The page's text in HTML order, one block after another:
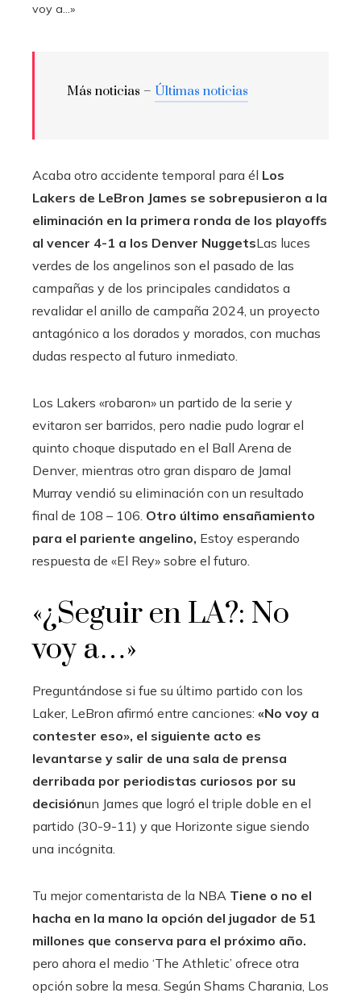
voy a…»
Más noticias – Últimas noticias
Acaba otro accidente temporal para él Los
Lakers de LeBron James se sobrepusieron a la
eliminación en la primera ronda de los playoffs
al vencer 4-1 a los Denver NuggetsLas luces
verdes de los angelinos son el pasado de las
campañas y de los principales candidatos a
revalidar el anillo de campaña 2024, un proyecto
antagónico a los dorados y morados, con muchas
dudas respecto al futuro inmediato.
Los Lakers «robaron» un partido de la serie y
evitaron ser barridos, pero nadie pudo lograr el
quinto choque disputado en el Ball Arena de
Denver, mientras otro gran disparo de Jamal
Murray vendió su eliminación con un resultado
final de 108 – 106. Otro último ensañamiento
para el pariente angelino, Estoy esperando
respuesta de «El Rey» sobre el futuro.
«¿Seguir en LA?: No
voy a…»
Preguntándose si fue su último partido con los
Laker, LeBron afirmó entre canciones: «No voy a
contester eso», el siguiente acto es
levantarse y salir de una sala de prensa
derribada por periodistas curiosos por su
decisiónun James que logró el triple doble en el
partido (30-9-11) y que Horizonte sigue siendo
una incógnita.
Tu mejor comentarista de la NBA Tiene o no el
hacha en la mano la opción del jugador de 51
millones que conserva para el próximo año.
pero ahora el medio ‘The Athletic’ ofrece otra
opción sobre la mesa. Según Shams Charania, Los